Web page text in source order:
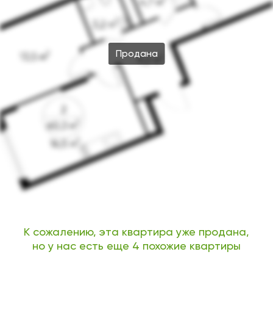
Продана
К сожалению, эта квартира уже продана,
но у нас есть еще 4 похожие квартиры